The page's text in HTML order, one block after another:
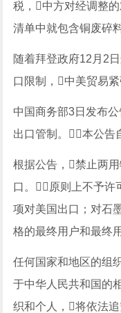
税，中方对经调整
清单中就包含铜废碎
随着拜登政府12月2
口限制，中美贸易
中国商务部3日发布
出口管制。本公告
根据公告，禁止两
口。原则上不予许
项对美国出口；对石
格的最终用户和最终
任何国家和地区的组
于中华人民共和国的
织和个人，将依法